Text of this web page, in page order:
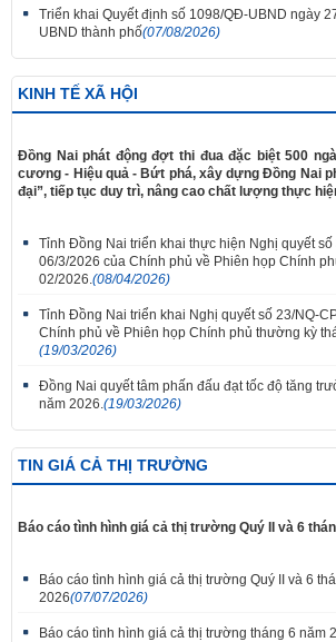
Triển khai Quyết định số 1098/QĐ-UBND ngày
UBND thành phố(07/08/2026)
KINH TẾ XÃ HỘI
Đồng Nai phát động đợt thi đua đặc biệt 500
cương - Hiệu quả - Bứt phá, xây dựng Đồng Nai
đại”, tiếp tục duy trì, nâng cao chất lượng thực
Tỉnh Đồng Nai triển khai thực hiện Nghị quyết số
06/3/2026 của Chính phủ về Phiên họp Chính
02/2026. (08/04/2026)
Tỉnh Đồng Nai triển khai Nghị quyết số 23/NQ-
Chính phủ về Phiên họp Chính phủ thường kỳ
(19/03/2026)
Đồng Nai quyết tâm phấn đấu đạt tốc độ tăng
năm 2026. (19/03/2026)
TIN GIÁ CẢ THỊ TRƯỜNG
Báo cáo tình hình giá cả thị trường Quý II và 6
Báo cáo tình hình giá cả thị trường Quý II và 6
2026(07/07/2026)
Báo cáo tình hình giá cả thị trường tháng 6 năm